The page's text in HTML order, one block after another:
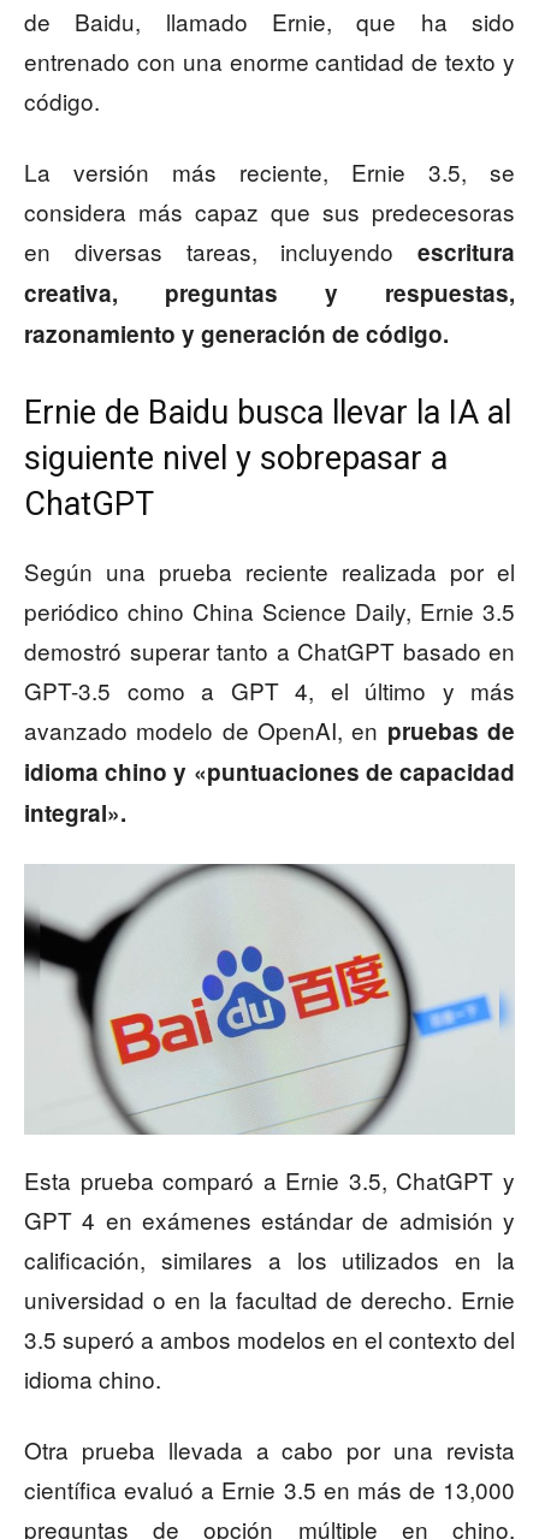
de Baidu, llamado Ernie, que ha sido
entrenado con una enorme cantidad de texto y
código.
La versión más reciente, Ernie 3.5, se
considera más capaz que sus predecesoras
en diversas tareas, incluyendo escritura
creativa, preguntas y respuestas,
razonamiento y generación de código.
Ernie de Baidu busca llevar la IA al
siguiente nivel y sobrepasar a
ChatGPT
Según una prueba reciente realizada por el
periódico chino China Science Daily, Ernie 3.5
demostró superar tanto a ChatGPT basado en
GPT-3.5 como a GPT 4, el último y más
avanzado modelo de OpenAI, en pruebas de
idioma chino y «puntuaciones de capacidad
integral».
Esta prueba comparó a Ernie 3.5, ChatGPT y
GPT 4 en exámenes estándar de admisión y
calificación, similares a los utilizados en la
universidad o en la facultad de derecho. Ernie
3.5 superó a ambos modelos en el contexto del
idioma chino.
Otra prueba llevada a cabo por una revista
científica evaluó a Ernie 3.5 en más de 13,000
preguntas de opción múltiple en chino,